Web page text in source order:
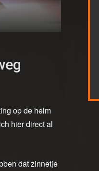
op de helm
hier direct al
dat zinnetje